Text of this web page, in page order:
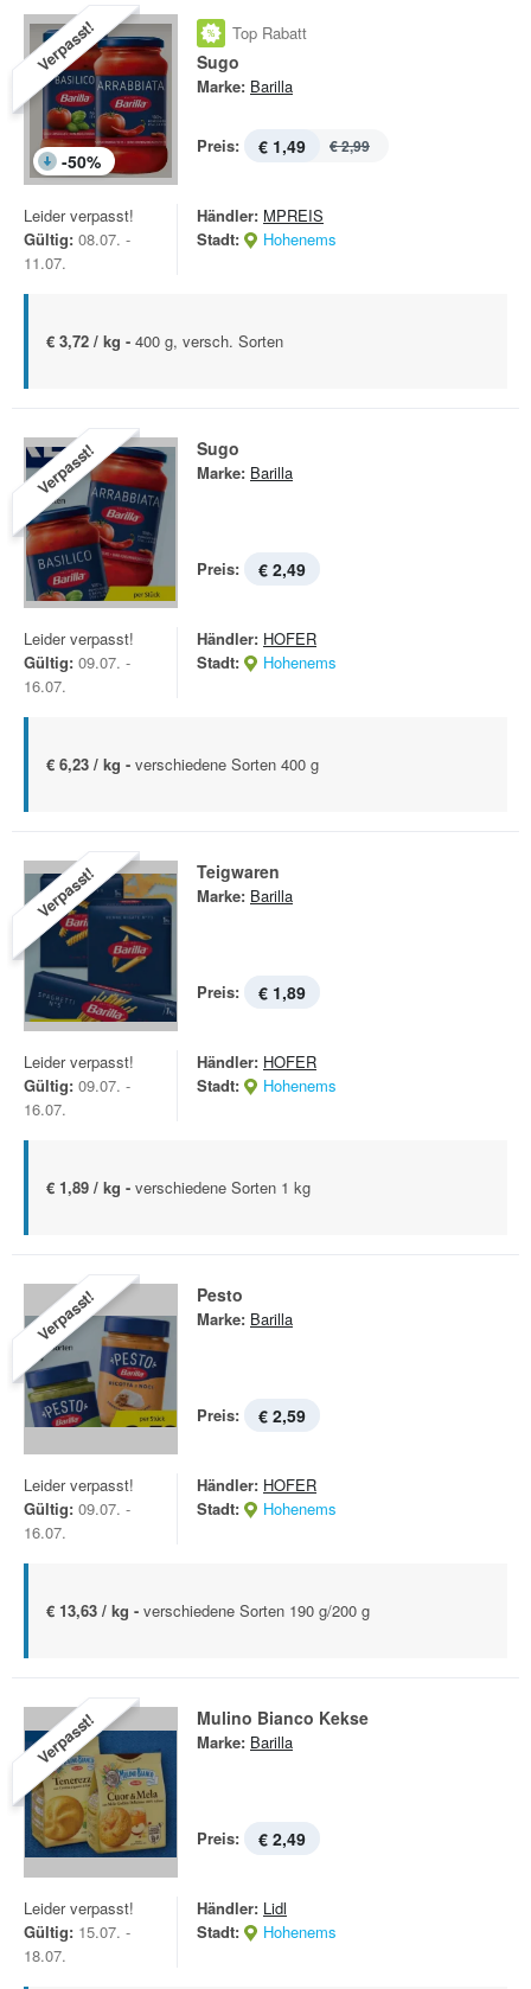
Verpasst!
-50%
Top Rabatt
Sugo
Marke: Barilla
Preis: € 1,49 € 2,99
Leider verpasst!
Gültig: 08.07. -
11.07.
Händler: MPREIS
Stadt:
Hohenems
€ 3,72 / kg - 400 g, versch. Sorten
Verpasst! Sugo
Marke: Barilla
Preis: € 2,49
Leider verpasst!
Gültig: 09.07. -
16.07.
Händler: HOFER
Stadt:
Hohenems
€ 6,23 / kg - verschiedene Sorten 400 g
Verpasst! Teigwaren
Marke: Barilla
Preis: € 1,89
Leider verpasst!
Gültig: 09.07. -
16.07.
Händler: HOFER
Stadt:
Hohenems
€ 1,89 / kg - verschiedene Sorten 1 kg
Verpasst! Pesto
Marke: Barilla
Preis: € 2,59
Leider verpasst!
Gültig: 09.07. -
16.07.
Händler: HOFER
Stadt:
Hohenems
€ 13,63 / kg - verschiedene Sorten 190 g/200 g
Verpasst! Mulino Bianco Kekse
Marke: Barilla
Preis: € 2,49
Leider verpasst!
Gültig: 15.07. -
18.07.
Händler: Lidl
Stadt:
Hohenems